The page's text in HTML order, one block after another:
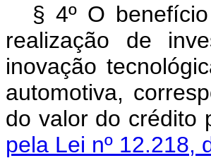
§ 4º O
realização de
inovação
automotiva,
do valor do crédito
pela Lei nº 12.218,